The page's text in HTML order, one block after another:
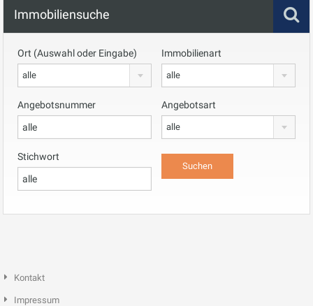
Immobiliensuche
Ort (Auswahl oder Eingabe)
alle
Immobilienart
alle
Angebotsnummer Angebotsart
alle
Stichwort
Kontakt
Impressum